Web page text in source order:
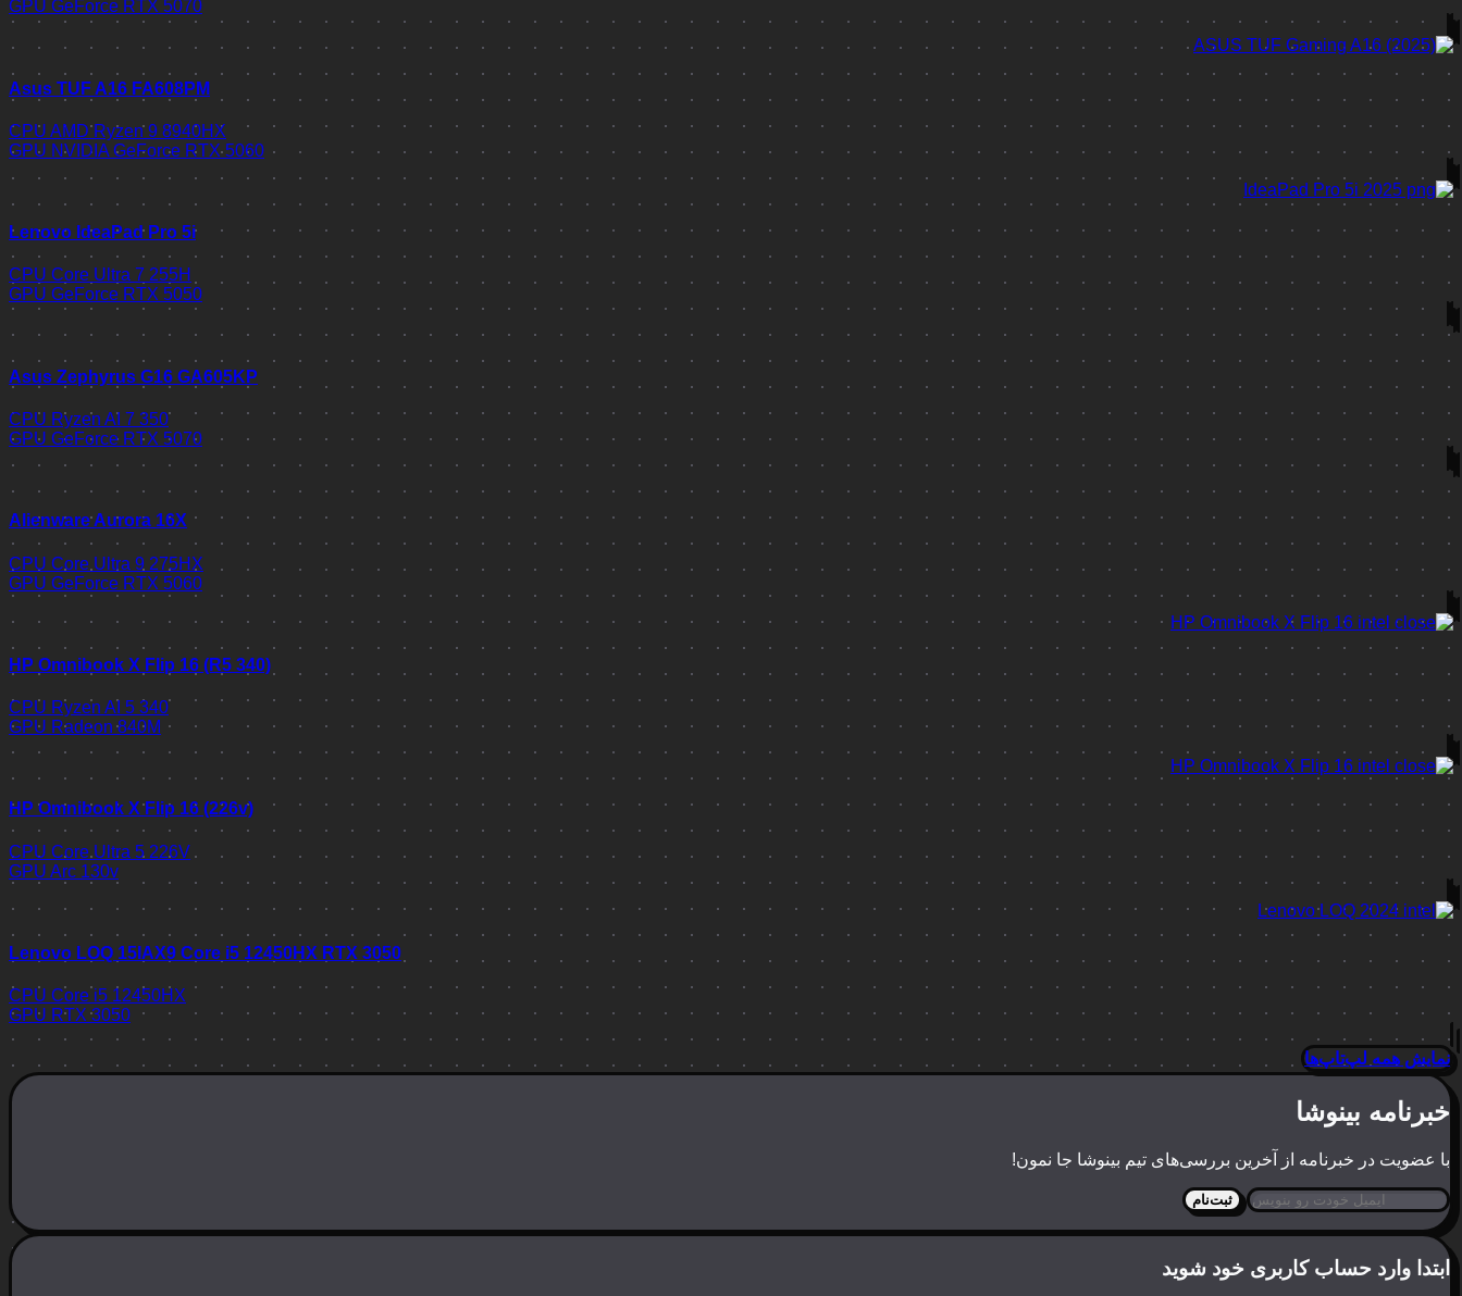
GPU GeForce RTX 5070
Asus TUF A16 FA608PM
CPU AMD Ryzen 9 8940HX
GPU NVIDIA GeForce RTX 5060
Lenovo IdeaPad Pro 5i
CPU Core Ultra 7 255H
GPU GeForce RTX 5050
Asus Zephyrus G16 GA605KP
CPU Ryzen AI 7 350
GPU GeForce RTX 5070
Alienware Aurora 16X
CPU Core Ultra 9 275HX
GPU GeForce RTX 5060
HP Omnibook X Flip 16 (R5 340)
CPU Ryzen AI 5 340
GPU Radeon 840M
HP Omnibook X Flip 16 (226v)
CPU Core Ultra 5 226V
GPU Arc 130v
Lenovo LOQ 15IAX9 Core i5 12450HX RTX 3050
CPU Core i5 12450HX
GPU RTX 3050
نمایش همه لپ‌تاپ‌ها
خبرنامه بینوشا
با عضویت در خبرنامه از آخرین بررسی‌های تیم بینوشا جا نمون!
ثبت‌نام
ابتدا وارد حساب کاربری خود شوید